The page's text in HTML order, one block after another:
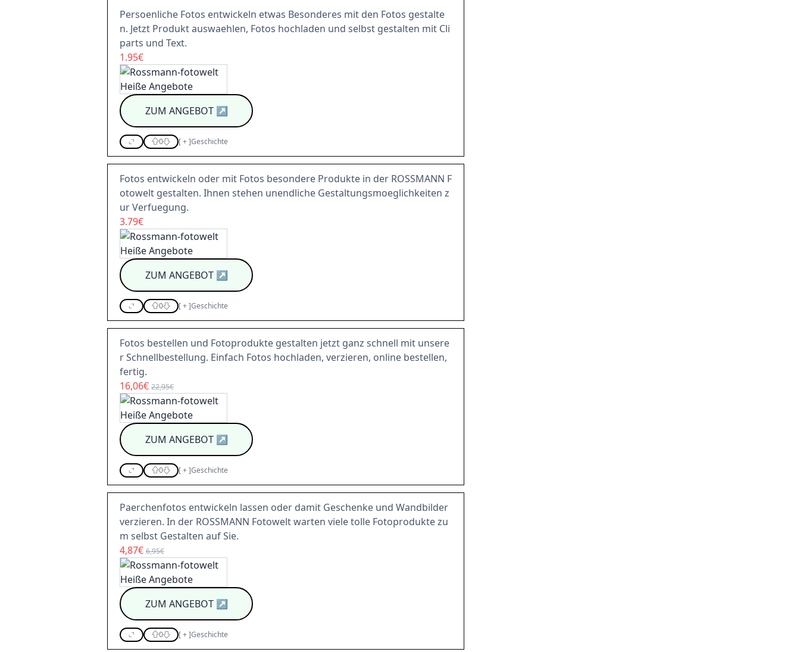
Persoenliche Fotos entwickeln etwas Besonderes mit den Fotos gestalte
n. Jetzt Produkt auswaehlen, Fotos hochladen und selbst gestalten mit Cli
parts und Text.
1.95€
ZUM ANGEBOT↗
0 [+]Geschichte
Fotos entwickeln oder mit Fotos besondere Produkte in der ROSSMANN F
otowelt gestalten. Ihnen stehen unendliche Gestaltungsmoeglichkeiten z
ur Verfuegung.
3.79€
ZUM ANGEBOT↗
0 [+]Geschichte
Fotos bestellen und Fotoprodukte gestalten jetzt ganz schnell mit unsere
r Schnellbestellung. Einfach Fotos hochladen, verzieren, online bestellen,
fertig.
16,06€ 22,95€
ZUM ANGEBOT↗
0 [+]Geschichte
Paerchenfotos entwickeln lassen oder damit Geschenke und Wandbilder
verzieren. In der ROSSMANN Fotowelt warten viele tolle Fotoprodukte zu
m selbst Gestalten auf Sie.
4,87€ 6,95€
ZUM ANGEBOT↗
0 [+]Geschichte